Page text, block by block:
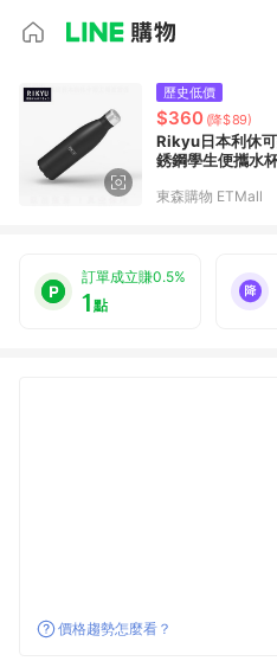
歷史低價
$360 (降$89)
Rikyu日本利休
銹鋼學生便攜水
東森購物 ETMall
訂單成立賺0.5%
1點
價格趨勢怎麼看？